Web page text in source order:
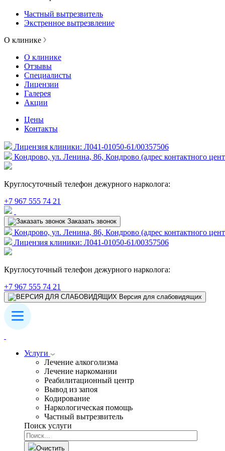
Частный вытрезвитель
Экстренное вытрезвление
О клинике
О клинике
Отзывы
Специалисты
Лицензии
Галерея
Акции
Цены
Контакты
Лицензия клиники: Л041-01050-61/00357506
Кондрово, ул. Ленина, 86, Кондрово (адрес контактного
Круглосуточный телефон дежурного нарколога:
+7 967 555 74 21
Заказать звонок
Кондрово, ул. Ленина, 86, Кондрово (адрес контактного
Лицензия клиники: Л041-01050-61/00357506
Круглосуточный телефон дежурного нарколога:
+7 967 555 74 21
Версия для слабовидящих
Услуги
Лечение алкоголизма
Лечение наркомании
Реабилитационный центр
Вывод из запоя
Кодирование
Наркологическая помощь
Частный вытрезвитель
Поиск услуги
Очистить